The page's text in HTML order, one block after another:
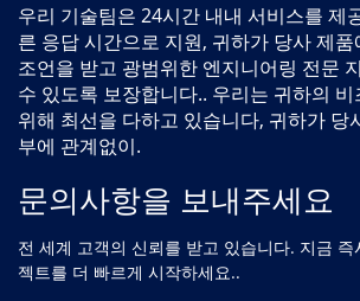
우리 기술팀은 24시간 내내 서비스를 제
른 응답 시간으로 지원, 귀하가 당사 제
조언을 받고 광범위한 엔지니어링 전문
수 있도록 보장합니다.. 우리는 귀하의
위해 최선을 다하고 있습니다, 귀하가 당
부에 관계없이.
문의사항을 보내주세요
전 세계 고객의 신뢰를 받고 있습니다. 지금 즉
젝트를 더 빠르게 시작하세요..